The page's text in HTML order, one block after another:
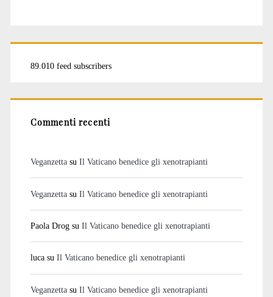
89.010 feed subscribers
Commenti recenti
Veganzettasu Il Vaticano benedice gli xenotrapianti
Veganzettasu Il Vaticano benedice gli xenotrapianti
Paola Drogsu Il Vaticano benedice gli xenotrapianti
lucasu Il Vaticano benedice gli xenotrapianti
Veganzettasu Il Vaticano benedice gli xenotrapianti